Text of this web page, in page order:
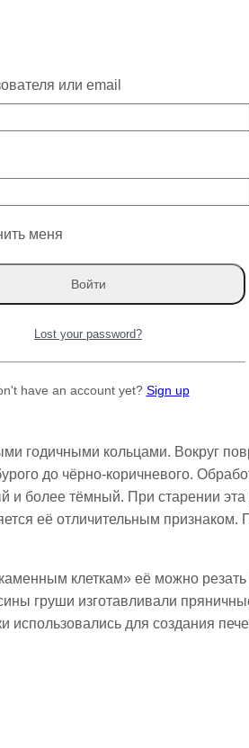
заменителя очень дорогого
тяжёлая и упругая
примерно 740 кг/м³. В
«каменных клеток», которые
показатель буковой
годичными кольцами. Вокруг
до чёрно-коричневого.
и более тёмный. При старении эта
её отличительным
клеткам» её можно
груши изготавливали
для создания
или email
меня
Lost your password?
have an account yet? Sign up